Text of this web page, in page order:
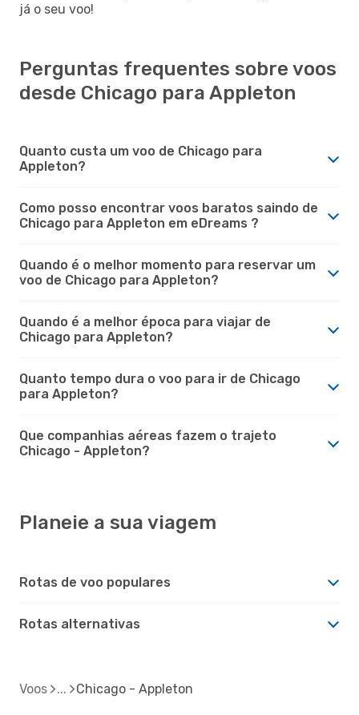
já o seu voo!
Perguntas frequentes sobre voos
desde Chicago para Appleton
Quanto custa um voo de Chicago para
Appleton?
Como posso encontrar voos baratos saindo de
Chicago para Appleton em eDreams ?
Quando é o melhor momento para reservar um
voo de Chicago para Appleton?
Quando é a melhor época para viajar de
Chicago para Appleton?
Quanto tempo dura o voo para ir de Chicago
para Appleton?
Que companhias aéreas fazem o trajeto
Chicago - Appleton?
Planeie a sua viagem
Rotas de voo populares
Rotas alternativas
Voos Chicago - Appleton